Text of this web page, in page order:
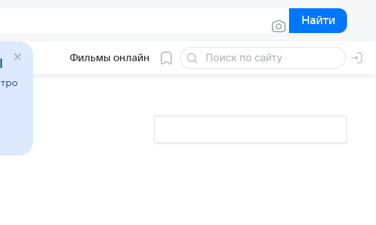
Найти
Найти
Фильмы онлайн